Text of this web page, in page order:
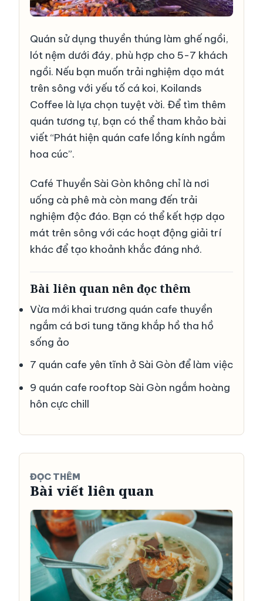
Quán sử dụng thuyền thúng làm ghế ngồi,
lót nệm dưới đáy, phù hợp cho 5-7 khách
ngồi. Nếu bạn muốn trải nghiệm dạo mát
trên sông với yếu tố cá koi, Koilands
Coffee là lựa chọn tuyệt vời. Để tìm thêm
quán tương tự, bạn có thể tham khảo bài
viết“Phát hiện quán cafe lồng kính ngắm
hoa cúc”.
Café Thuyền Sài Gòn không chỉ là nơi
uống cà phê mà còn mang đến trải
nghiệm độc đáo. Bạn có thể kết hợp dạo
mát trên sông với các hoạt động giải trí
khác để tạo khoảnh khắc đáng nhớ.
Bài liên quan nên đọc thêm
Vừa mới khai trương quán cafe thuyền
ngắm cá bơi tung tăng khắp hồ tha hồ
sống ảo
7 quán cafe yên tĩnh ở Sài Gòn để làm việc
9 quán cafe rooftop Sài Gòn ngắm hoàng
hôn cực chill
ĐỌC THÊM
Bài viết liên quan